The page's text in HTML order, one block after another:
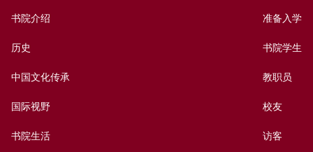
书院介绍
历史
中国文化传承
国际视野
书院生活
准备入学
书院学生
教职员
校友
访客